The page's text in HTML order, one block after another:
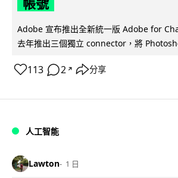
帳號
Adobe 宣布推出全新統一版 Adobe for
去年推出三個獨立 connector，將
113 2 ↗ 分享
人工智能
Lawton 1 日